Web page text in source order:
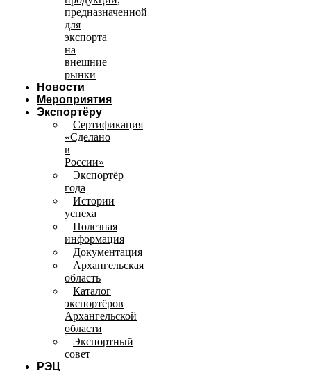
предназначенной
для
экспорта
на
внешние
рынки
Новости
Мероприятия
Экспортёру
Сертификация
«Сделано
в
России»
Экспортёр
года
Истории
успеха
Полезная
информация
Документация
Архангельская
область
Каталог
экспортёров
Архангельской
области
Экспортный
совет
РЭЦ